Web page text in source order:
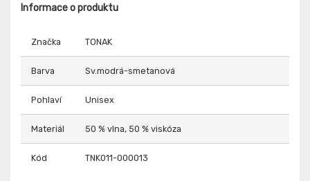
Informace o produktu
Značka TONAK
Barva Sv.modrá-smetanová
Pohlaví Unisex
Materiál 50 % vlna, 50 % viskóza
Kód TNK011-000013